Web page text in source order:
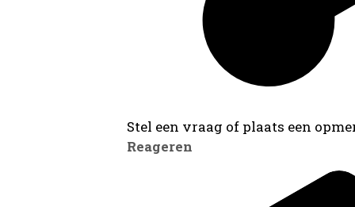
Stel een vraag of plaats een
Reageren